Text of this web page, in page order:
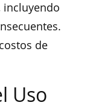
incluyendo
de
Uso